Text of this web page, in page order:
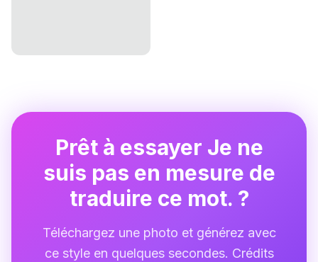
Prêt à essayer Je ne
suis pas en mesure de
traduire ce mot. ?
Téléchargez une photo et générez avec
ce style en quelques secondes. Crédits